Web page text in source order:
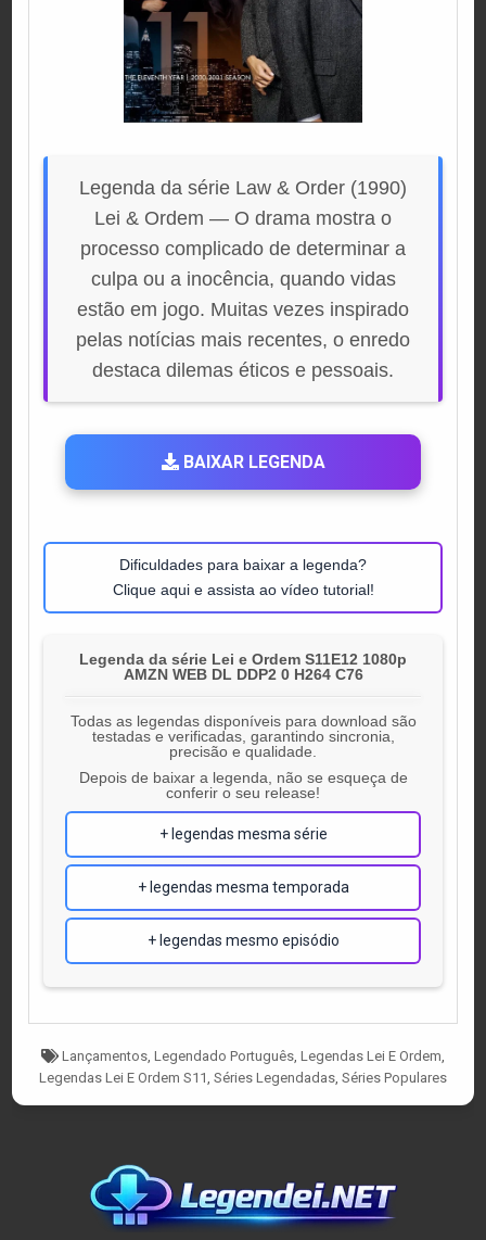
Legenda da série Law & Order (1990)
Lei & Ordem — O drama mostra o
processo complicado de determinar a
culpa ou a inocência, quando vidas
estão em jogo. Muitas vezes inspirado
pelas notícias mais recentes, o enredo
destaca dilemas éticos e pessoais.
BAIXAR LEGENDA
Dificuldades para baixar a legenda?
Clique aqui e assista ao vídeo tutorial!
Legenda da série Lei e Ordem S11E12 1080p
AMZN WEB DL DDP2 0 H264 C76
Todas as legendas disponíveis para download são
testadas e verificadas, garantindo sincronia,
precisão e qualidade.
Depois de baixar a legenda, não se esqueça de
conferir o seu release!
+ legendas mesma série
+ legendas mesma temporada
+ legendas mesmo episódio
Tagged
Lançamentos Legendado Português Legendas Lei E Ordem
Legendas Lei E Ordem S11 Séries Legendadas Séries Populares